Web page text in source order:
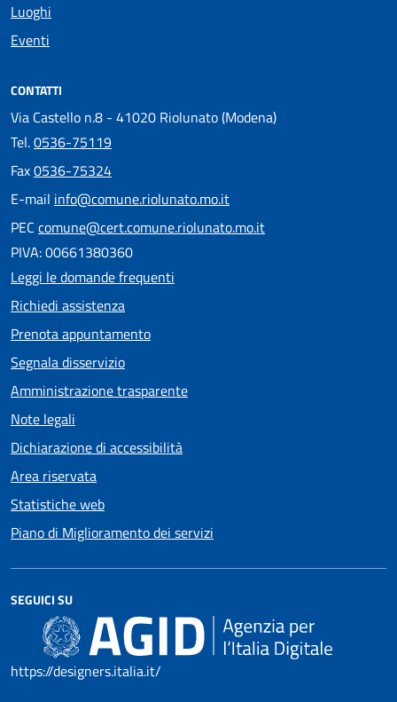
Luoghi
Eventi
CONTATTI
Via Castello n.8 - 41020 Riolunato (Modena)
Tel.0536-75119
Fax0536-75324
E-mail info@comune.riolunato.mo.it
PEC comune@cert.comune.riolunato.mo.it
PIVA: 00661380360
Leggi le domande frequenti
Richiedi assistenza
Prenota appuntamento
Segnala disservizio
Amministrazione trasparente
Note legali
Dichiarazione di accessibilità
Area riservata
Statistiche web
Piano di Miglioramento dei servizi
SEGUICI SU
https://designers.italia.it/